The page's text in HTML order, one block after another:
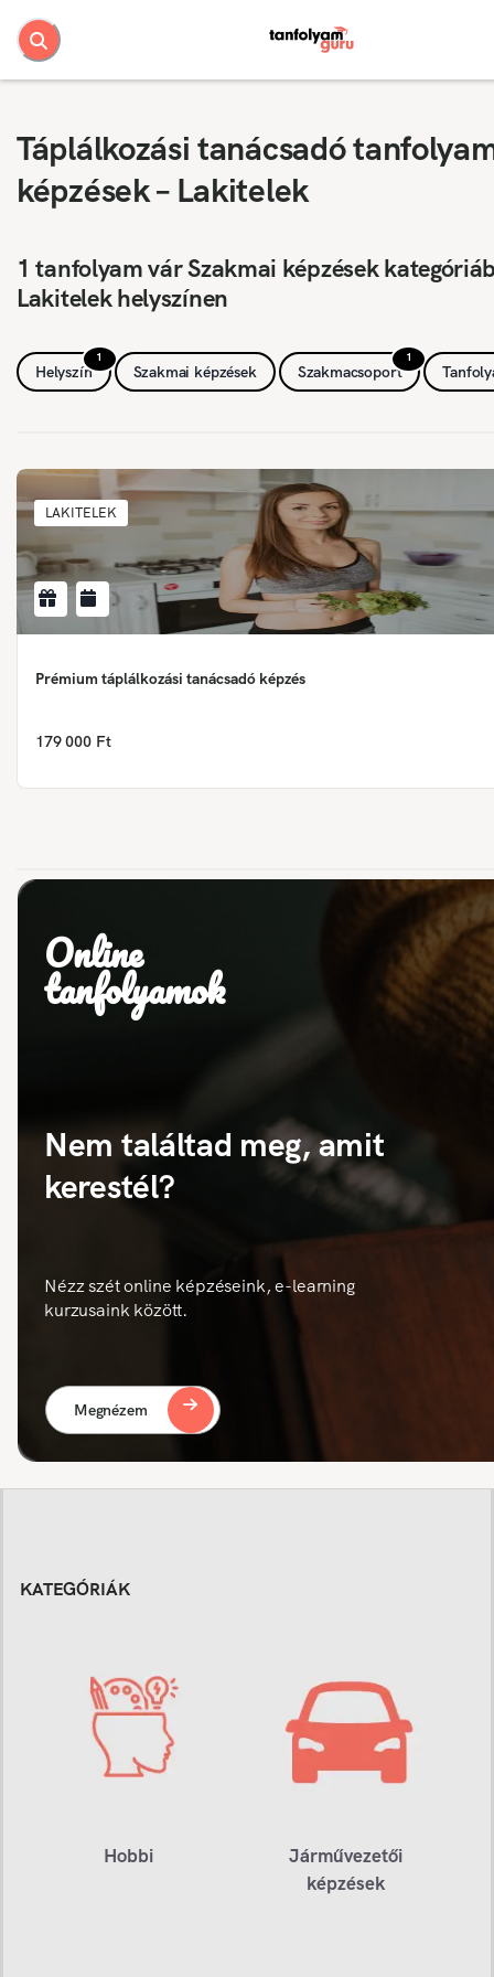
Táplálkozási tanácsadó
képzések – Lakitelek
1 tanfolyam vár Szakmai képzések
Lakitelek helyszínen
1
Helyszín Szakmai képzések
1
Szakmacsoport
LAKITELEK
Prémium táplálkozási tanácsadó képzés
179 000 Ft
Online
tanfolyamok
Nem találtad meg, amit
kerestél?
Nézz szét online képzéseink, e-learning
kurzusaink között.
Megnézem
KATEGÓRIÁK
Hobbi
Járművezetői
képzések